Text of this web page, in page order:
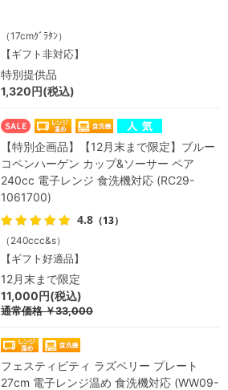
（17cmｸﾞﾗﾀﾝ）
【ギフト非対応】
特別提供品
1,320円(税込)
【特別企画品】【12月末まで限定】ブルー
コペンハーゲン カップ&ソーサー ペア
240cc 電子レンジ 食洗機対応 (RC29-
1061700)
4.8 （13）
（240ccc&s）
【ギフト好適品】
12月末まで限定
11,000円(税込)
通常価格￥33,000
フェスティビティ ラズベリー プレート
27cm 電子レンジ温め 食洗機対応 (WW09-